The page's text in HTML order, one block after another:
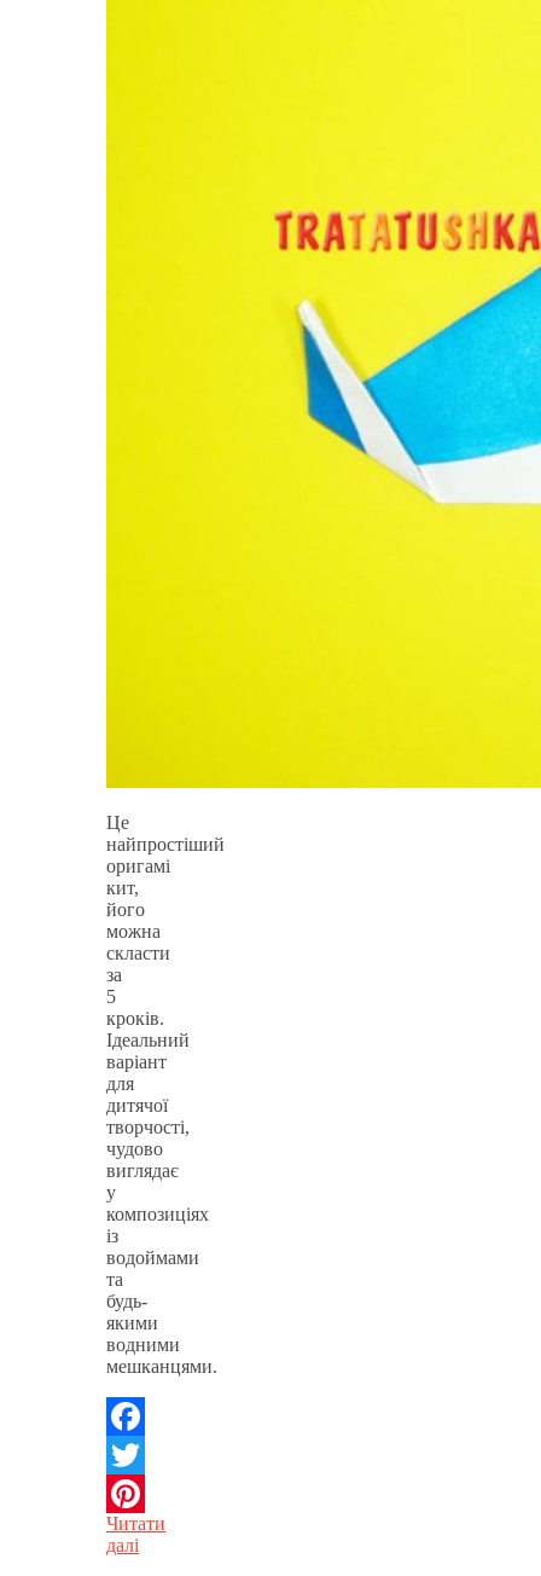
Це
найпростіший
оригамі
кит,
його
можна
скласти
за
5
кроків.
Ідеальний
варіант
для
дитячої
творчості,
чудово
виглядає
у
композиціях
із
водоймами
та
будь-
якими
водними
мешканцями.
Facebook
Twitter
Pinterest
Читати
далі